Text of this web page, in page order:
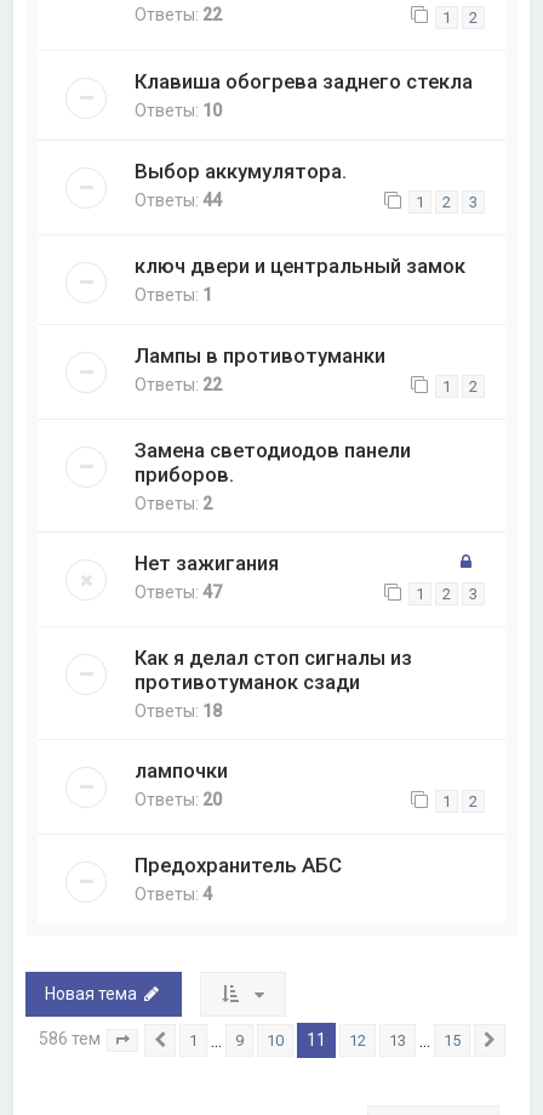
Ответы: 22 1 2
Клавиша обогрева заднего стекла
Ответы: 10
Выбор аккумулятора.
Ответы:44 1 2 3
ключ двери и центральный замок
Ответы: 1
Лампы в противотуманки
Ответы: 22 1 2
Замена светодиодов панели
приборов.
Ответы: 2
Нет зажигания
Ответы:47 1 2 3
Как я делал стоп сигналы из
противотуманок сзади
Ответы: 18
лампочки
Ответы: 20 1 2
Предохранитель АБС
Ответы:4
Новая тема
586 тем Страница 11 из
Пред.
1 9 10 11 12 13 15